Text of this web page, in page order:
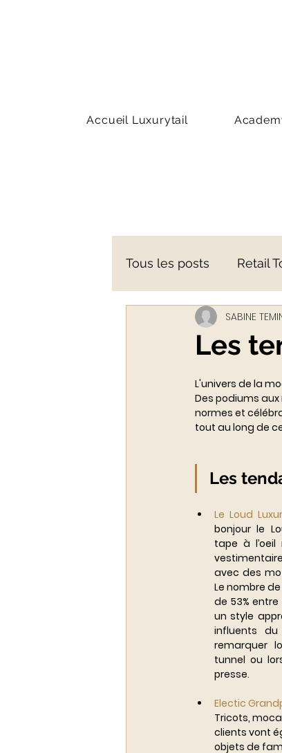
Accueil Luxurytail
Tous les posts Retail
Webinar - classe
Les
SABINE
L'univers de la
Des podiums
normes et
tout au long de
Les
Le Loud
bonjour le
tape à
avec des
Le nombre
de 53% entre
un style
influents
remarquer
tunnel ou
presse.
Electic
Tricots,
clients vont
objets de